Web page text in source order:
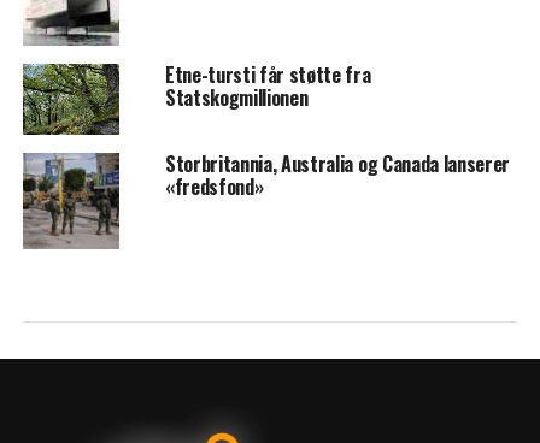
Etne-tursti får støtte fra
Statskogmillionen
Storbritannia, Australia og Canada lanserer
«fredsfond»